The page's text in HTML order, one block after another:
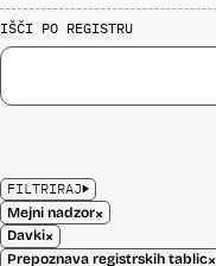
IŠČI PO REGISTRU
FILTRIRAJ
Mejni nadzor×
Davki×
Prepoznava registrskih tablic×